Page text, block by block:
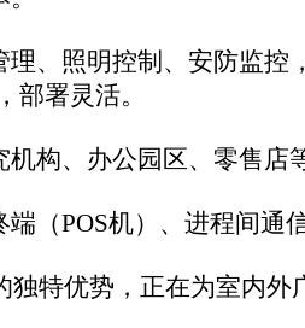
的关注，有规划设计开发